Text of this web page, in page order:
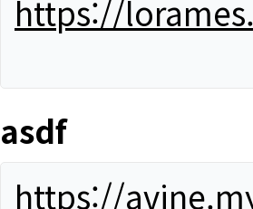
https://
asdf
https://